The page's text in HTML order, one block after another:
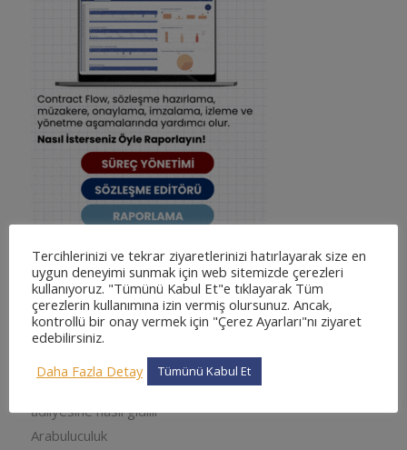
adliyesine nasıl gidilir
adliyesine nasıl gidilir
Arabuluculuk
Tercihlerinizi ve tekrar ziyaretlerinizi hatırlayarak size en
uygun deneyimi sunmak için web sitemizde çerezleri
kullanıyoruz. "Tümünü Kabul Et"e tıklayarak Tüm
çerezlerin kullanımına izin vermiş olursunuz. Ancak,
kontrollü bir onay vermek için "Çerez Ayarları"nı ziyaret
edebilirsiniz.
Daha Fazla Detay
Tümünü Kabul Et